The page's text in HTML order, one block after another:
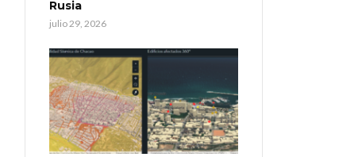
Rusia
julio 29, 2026